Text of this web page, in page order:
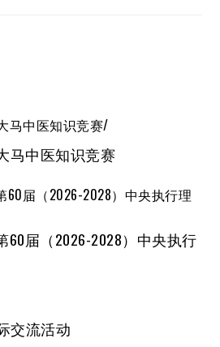
马中医知识竞赛
60届（2026-2028）中央执行
交流活动